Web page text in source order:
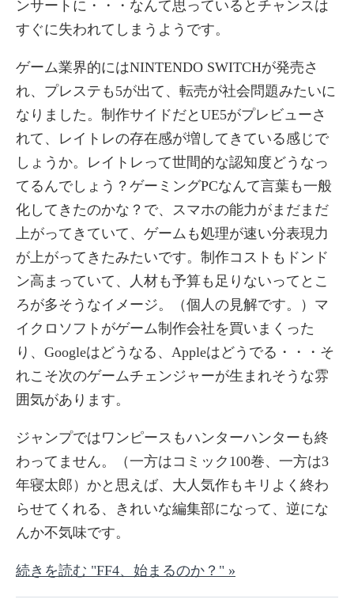
ンサートに・・・なんて思っているとチャンスは
すぐに失われてしまうようです。
ゲーム業界的にはNINTENDO SWITCHが発売さ
れ、プレステも5が出て、転売が社会問題みたいに
なりました。制作サイドだとUE5がプレビューさ
れて、レイトレの存在感が増してきている感じで
しょうか。レイトレって世間的な認知度どうなっ
てるんでしょう？ゲーミングPCなんて言葉も一般
化してきたのかな？で、スマホの能力がまだまだ
上がってきていて、ゲームも処理が速い分表現力
が上がってきたみたいです。制作コストもドンド
ン高まっていて、人材も予算も足りないってとこ
ろが多そうなイメージ。（個人の見解です。）マ
イクロソフトがゲーム制作会社を買いまくった
り、Googleはどうなる、Appleはどうでる・・・そ
れこそ次のゲームチェンジャーが生まれそうな雰
囲気があります。
ジャンプではワンピースもハンターハンターも終
わってません。（一方はコミック100巻、一方は3
年寝太郎）かと思えば、大人気作もキリよく終わ
らせてくれる、きれいな編集部になって、逆にな
んか不気味です。
続きを読む "FF4、始まるのか？" »